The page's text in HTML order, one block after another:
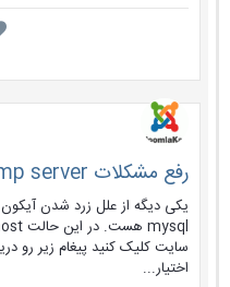
رفع مشکلات Wamp server
اختیار...